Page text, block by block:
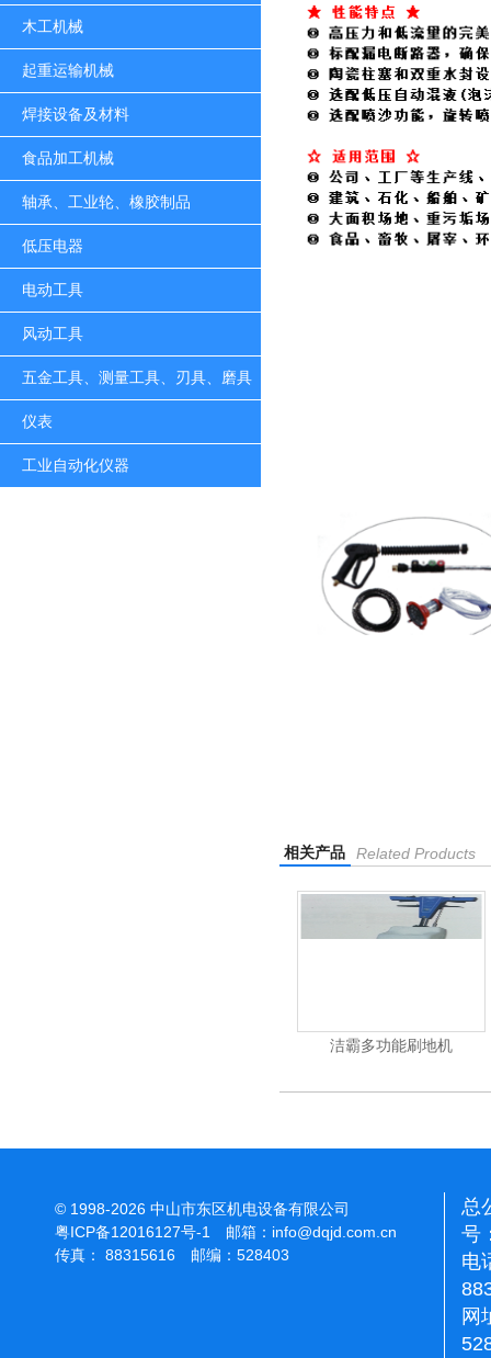
木工机械
起重运输机械
焊接设备及材料
食品加工机械
轴承、工业轮、橡胶制品
低压电器
电动工具
风动工具
五金工具、测量工具、刃具、磨具
仪表
工业自动化仪器
相关产品 Related Products
洁霸多功能刷地机
© 1998-2026 中山市东区机电设备有限公司
粤ICP备12016127号-1
邮箱： info@dqjd.com.cn
传真： 88315616 邮编：528403
总
号
电
网